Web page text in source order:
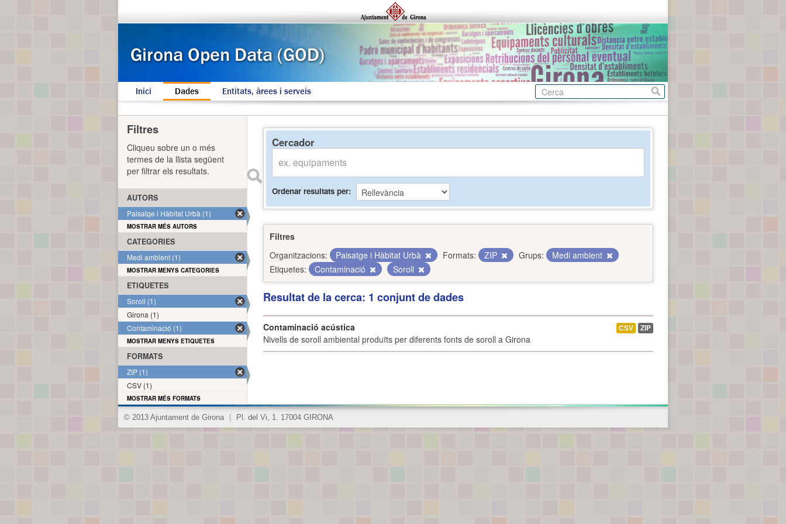
Inici Dades Entitats, àrees i serveis
Cercador
Ordenar resultats per
Filtres
Organitzacions:
Paisatge i Hàbitat Urbà Formats: ZIP Grups:
Medi ambient
Etiquetes:
Contaminació Soroll
Resultat de la cerca: 1 conjunt de dades
Contaminació acústica
Nivells de soroll ambiental produïts per diferents fonts de soroll a Girona
CSV ZIP
Filtres
Cliqueu sobre un o més
termes de la llista següent
per filtrar els resultats.
AUTORS
Paisatge i Hàbitat Urbà (1)
MOSTRAR MÉS AUTORS
CATEGORIES
Medi ambient (1)
MOSTRAR MENYS CATEGORIES
ETIQUETES
Soroll (1)
Girona (1)
Contaminació (1)
MOSTRAR MENYS ETIQUETES
FORMATS
ZIP (1)
CSV (1)
MOSTRAR MÉS FORMATS
© 2013 Ajuntament de Girona Pl. del Vi, 1. 17004 GIRONA